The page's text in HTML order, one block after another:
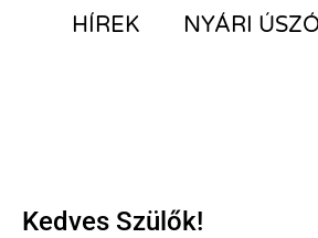
HÍREK NYÁRI
Kedves Szülők!